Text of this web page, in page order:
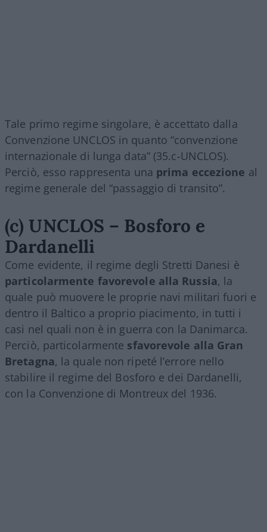
Tale primo regime singolare, è accettato dalla
Convenzione UNCLOS in quanto “convenzione
internazionale di lunga data” (35.c-UNCLOS).
Perciò, esso rappresenta una prima eccezione al
regime generale del “passaggio di transito”.
(c) UNCLOS – Bosforo e
Dardanelli
Come evidente, il regime degli Stretti Danesi è
particolarmente favorevole alla Russia, la
quale può muovere le proprie navi militari fuori e
dentro il Baltico a proprio piacimento, in tutti i
casi nel quali non è in guerra con la Danimarca.
Perciò, particolarmente sfavorevole alla Gran
Bretagna, la quale non ripeté l’errore nello
stabilire il regime del Bosforo e dei Dardanelli,
con la Convenzione di Montreux del 1936.